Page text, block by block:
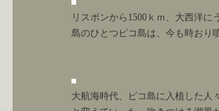
リスボンから1500ｋｍ、大西洋に
島のひとつピコ島は、今も時おり
大航海時代、ピコ島に入植した人